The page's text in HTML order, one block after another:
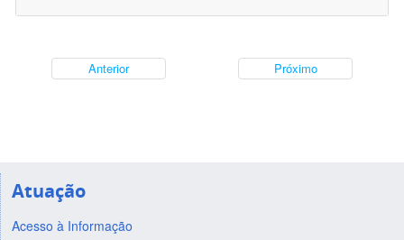
Anterior Próximo
Atuação
Acesso à Informação